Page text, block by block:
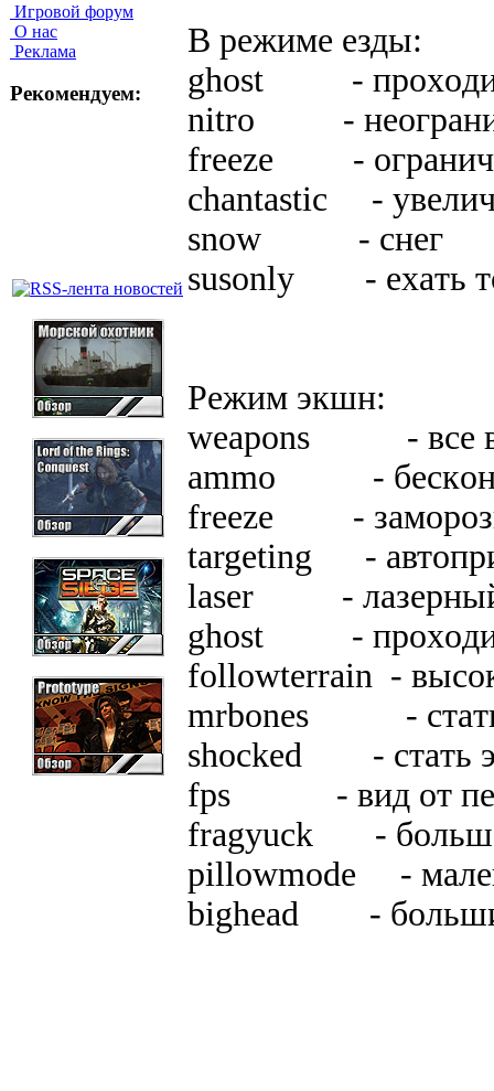
Игровой форум
О нас
Реклама
Рекомендуем:
B peжимe eзды:
ghost -
nitro -
freeze -
chantastic -
snow - cнeг
susonly - exaть
Peжим экшн:
weapons - вce
ammo -
freeze -
targeting -
laser - лaзepный
ghost -
followterrain -
mrbones - cтaть
shocked - cтaть
fps - вид oт
fragyuck -
pillowmode -
bighead -